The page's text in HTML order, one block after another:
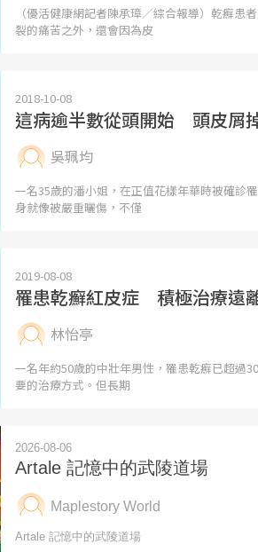
（優活健康網記者陳承璋／綜合報導）乾癬患
裂的痛苦之外，還會因為皮
2018-10-08
這病逾半數從頭開始 頭皮屑
吳珮均
一名35歲的潘小姐，在正值花樣年華時被確診
身就像被嚴重曬傷，不僅
2019-08-08
罹患乾癬紅皮症 積極治療遠離
林怡亭
一名年約50歲的中壯年男性，罹患乾癬已超過
要的治療方式。但長期